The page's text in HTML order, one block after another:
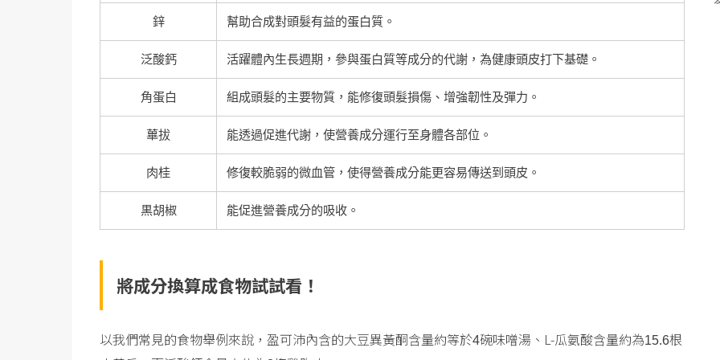
鋅 幫助合成對頭髮有益的蛋白質。
泛酸鈣 活躍體內生長週期，參與蛋白質等成分的代謝，為健康頭皮打下基礎。
角蛋白 組成頭髮的主要物質，能修復頭髮損傷、增強韌性及彈力。
蓽拔 能透過促進代謝，使營養成分運行至身體各部位。
肉桂 修復較脆弱的微血管，使得營養成分能更容易傳送到頭皮。
黒胡椒 能促進營養成分的吸收。
將成分換算成食物試試看！
以我們常見的食物舉例來說，盈可沛內含的大豆異黃酮含量約等於4碗味噌湯、L-瓜氨酸含量約為15.6根